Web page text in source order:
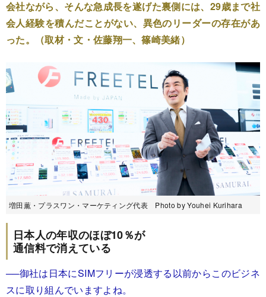
会社ながら、そんな急成長を遂げた裏側には、29歳まで社
会人経験を積んだことがない、異色のリーダーの存在があ
った。（取材・文・佐藤翔一、篠崎美緒）
増田薫・プラスワン・マーケティング代表 Photo by Youhei Kurihara
日本人の年収のほぼ10％が
通信料で消えている
──御社は日本にSIMフリーが浸透する以前からこのビジネ
スに取り組んでいますよね。